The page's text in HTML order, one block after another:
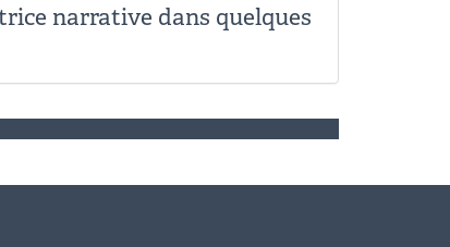
narrative dans quelques